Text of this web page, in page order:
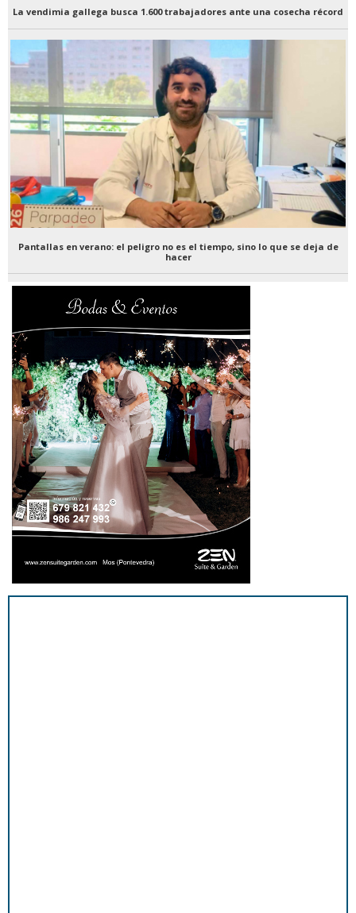
La vendimia gallega busca 1.600 trabajadores ante una cosecha récord
Pantallas en verano: el peligro no es el tiempo, sino lo que se deja de
hacer